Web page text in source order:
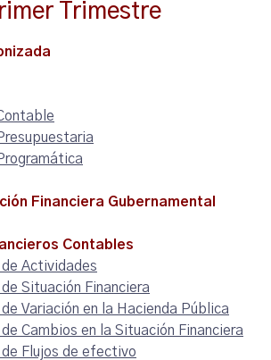
Trimestre
Financiera Gubernamental
Contables
Actividades
Situación Financiera
Variación en la Hacienda Pública
Cambios en la Situación Financiera
de Flujos de efectivo